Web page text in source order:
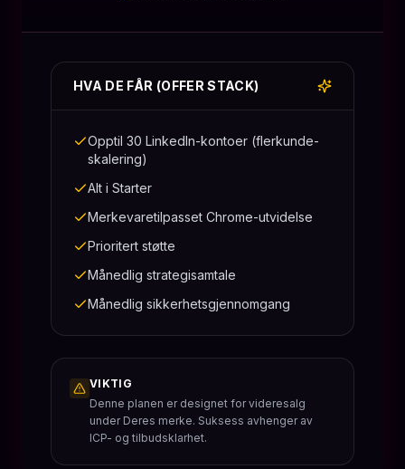
HVA DE FÅR (OFFER STACK)
Opptil 30 LinkedIn-kontoer (flerkunde-
skalering)
Alt i Starter
Merkevaretilpasset Chrome-utvidelse
Prioritert støtte
Månedlig strategisamtale
Månedlig sikkerhetsgjennomgang
VIKTIG
Denne planen er designet for videresalg
under Deres merke. Suksess avhenger av
ICP- og tilbudsklarhet.